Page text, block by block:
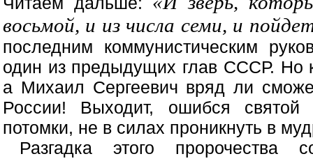
восьмой, и из числа семи, и
последним коммунистическим
один из предыдущих глав СССР. Но
а Михаил Сергеевич вряд ли
России! Выходит, ошибся
потомки, не в силах проникнуть в
Разгадка этого